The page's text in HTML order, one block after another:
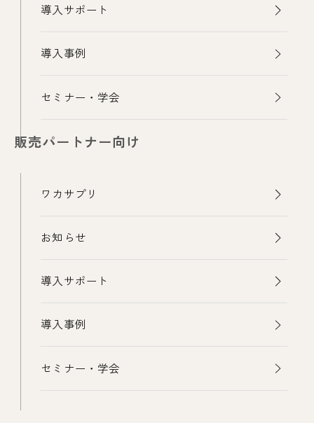
導入サポート
導入事例
セミナー・学会
販売パートナー向け
ワカサプリ
お知らせ
導入サポート
導入事例
セミナー・学会